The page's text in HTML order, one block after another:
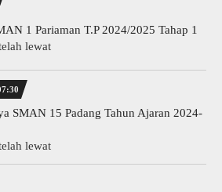
1 Pariaman T.P 2024/2025 Tahap 1
lewat
SMAN 15 Padang Tahun Ajaran 2024-
lewat